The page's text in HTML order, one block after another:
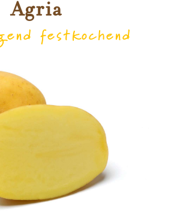
Agria
festkochend